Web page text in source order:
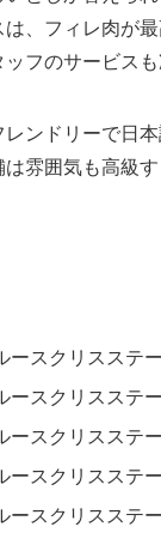
は、フィレ肉が
フのサービス
ンドリーで日本
雰囲気も高級
ースクリスステ
ースクリスステ
ースクリスステ
ースクリスステ
ースクリスステ